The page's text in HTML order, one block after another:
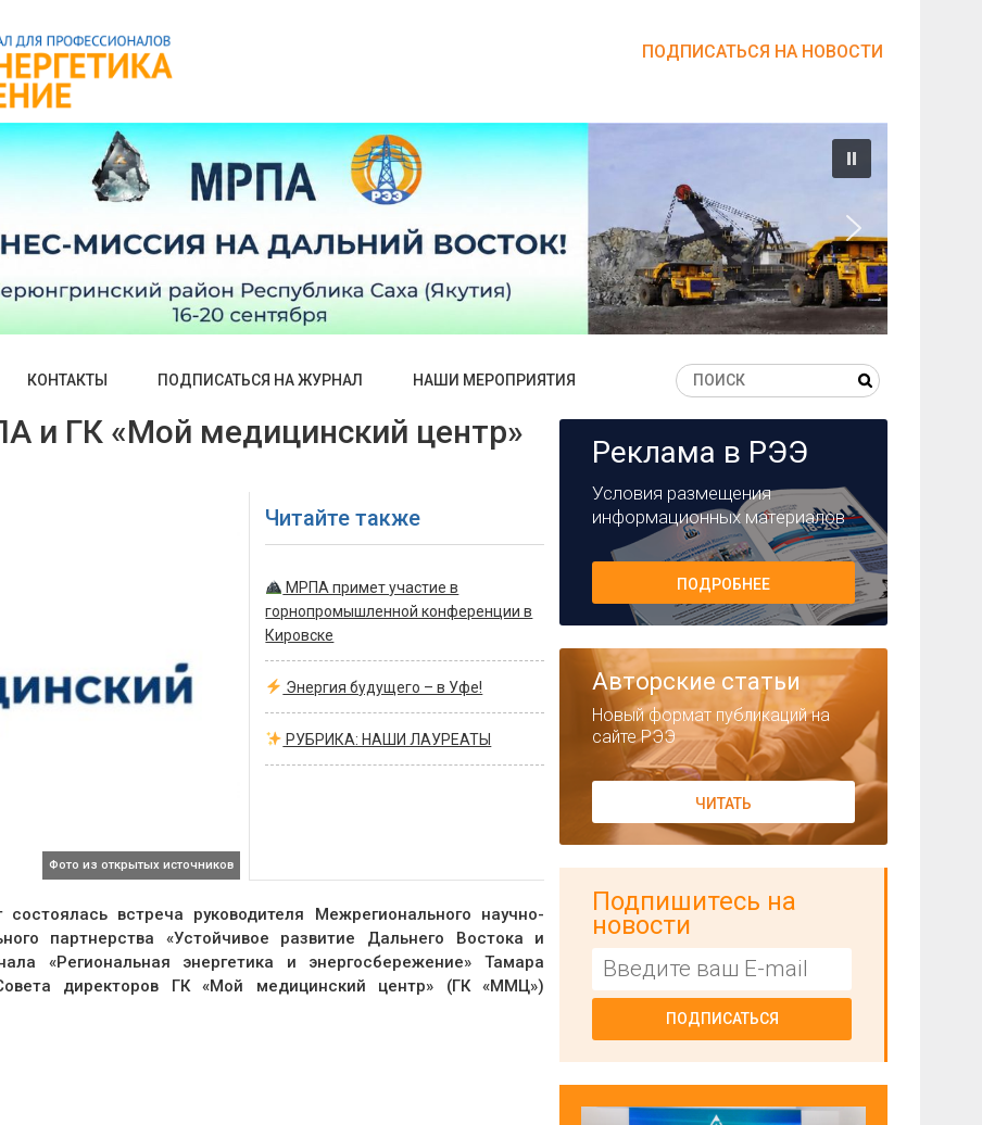
ПОДПИСАТЬСЯ НА НОВОСТИ
КОНТАКТЫ ПОДПИСАТЬСЯ НА ЖУРНАЛ НАШИ МЕРОПРИЯТИЯ
и ГК «Мой медицинский центр»
Фото из открытых источников
Читайте также
МРПА примет участие в
горнопромышленной конференции в
Кировске
Энергия будущего – в Уфе!
РУБРИКА: НАШИ ЛАУРЕАТЫ
встреча руководителя Межрегионального научно-
партнерства «Устойчивое развитие Дальнего Востока и
«Региональная энергетика и энергосбережение» Тамара
директоров ГК «Мой медицинский центр» (ГК «ММЦ»)
Реклама в РЭЭ
Условия размещения
информационных материалов
ПОДРОБНЕЕ
Авторские статьи
Новый формат публикаций на
сайте РЭЭ
ЧИТАТЬ
Подпишитесь на
новости
ПОДПИСАТЬСЯ